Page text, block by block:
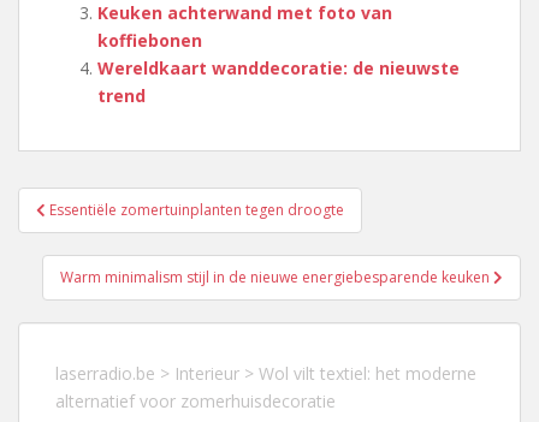
Keuken achterwand met foto van
koffiebonen
Wereldkaart wanddecoratie: de nieuwste
trend
Berichtnavigatie
Essentiële zomertuinplanten tegen droogte
Warm minimalism stijl in de nieuwe energiebesparende keuken
laserradio.be > Interieur > Wol vilt textiel: het moderne
alternatief voor zomerhuisdecoratie